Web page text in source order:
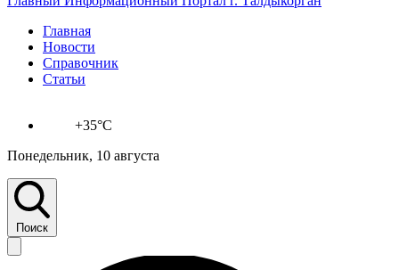
Главная
Новости
Справочник
Статьи
+35°C
Понедельник, 10 августа
Поиск